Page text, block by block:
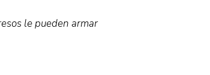
le pueden armar